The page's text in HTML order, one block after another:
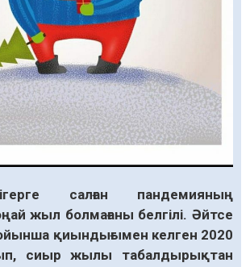
салған пандемияның
жыл болмағаны белгілі. Әйтсе
қиындығымен келген 2020
сиыр жылы табалдырықтан